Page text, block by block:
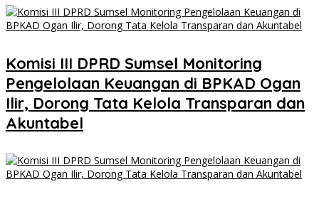
Komisi III DPRD Sumsel Monitoring
Pengelolaan Keuangan di BPKAD Ogan
Ilir, Dorong Tata Kelola Transparan dan
Akuntabel